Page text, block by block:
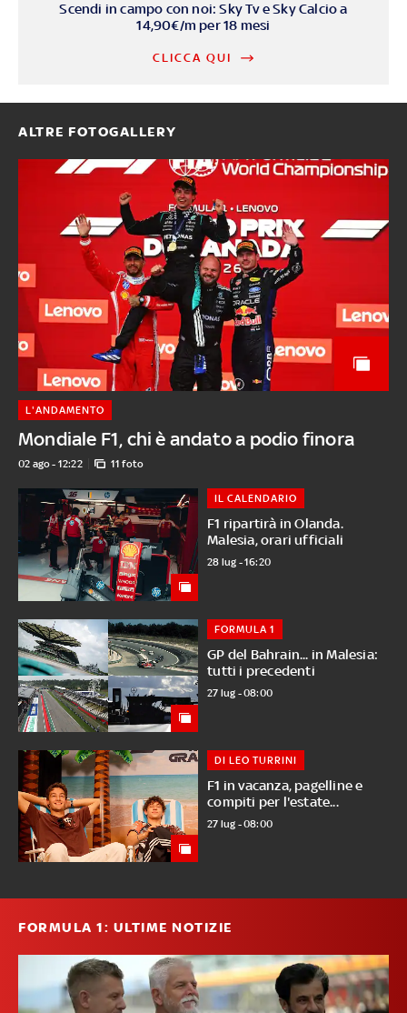
Scendi in campo con noi: Sky Tv e Sky Calcio a
14,90€/m per 18 mesi
CLICCA QUI
ALTRE FOTOGALLERY
Mondiale F1, chi è andato a podio finora
L'ANDAMENTO
02 ago - 12:22 11 foto
F1 ripartirà in Olanda.
Malesia, orari ufficiali
IL CALENDARIO
28 lug - 16:20
GP del Bahrain... in Malesia:
tutti i precedenti
FORMULA 1
27 lug - 08:00
F1 in vacanza, pagelline e
compiti per l'estate...
DI LEO TURRINI
27 lug - 08:00
FORMULA 1: ULTIME NOTIZIE